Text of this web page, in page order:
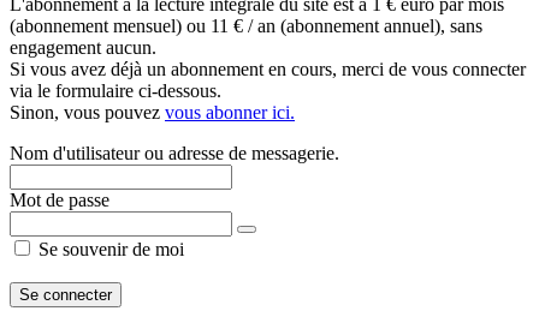
L'abonnement à la lecture intégrale du site est à 1 € euro par mois
(abonnement mensuel) ou 11 € / an (abonnement annuel), sans
engagement aucun.
Si vous avez déjà un abonnement en cours, merci de vous connecter
via le formulaire ci-dessous.
Sinon, vous pouvez vous abonner ici.
Nom d'utilisateur ou adresse de messagerie.
Mot de passe
Se souvenir de moi